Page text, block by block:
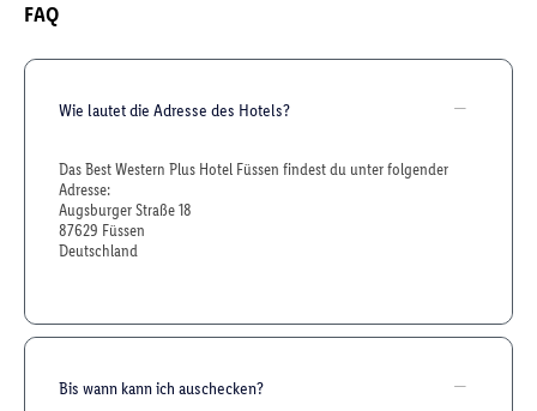
FAQ
Wie lautet die Adresse des Hotels?
Das Best Western Plus Hotel Füssen findest du unter folgender
Adresse:
Augsburger Straße 18
87629 Füssen
Deutschland
Bis wann kann ich auschecken?